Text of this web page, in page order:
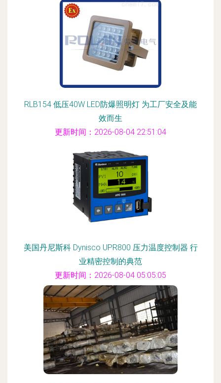
RLB154 低压40W LED防爆照明灯 为工厂安全及能
效而生
更新时间：2026-08-04 22:51:04
美国丹尼斯科 Dynisco UPR800 压力温度控制器 行
业精密控制的典范
更新时间：2026-08-04 05:05:05